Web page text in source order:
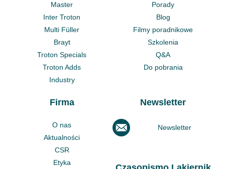
Master
Inter Troton
Multi Füller
Brayt
Troton Specials
Troton Adds
Industry
Porady
Blog
Filmy poradnikowe
Szkolenia
Q&A
Do pobrania
Firma
O nas
Aktualności
CSR
Etyka
Newsletter
Newsletter